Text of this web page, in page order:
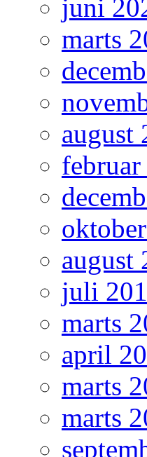
juni
marts
august
august
juli
marts
april
marts
marts